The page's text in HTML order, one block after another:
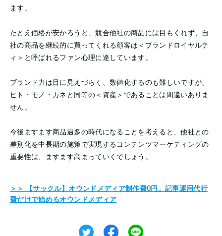
ます。
たとえ価格が安かろうと、競合他社の商品には目もくれず、自
社の商品を継続的に買ってくれる顧客は＜ブランドロイヤルテ
ィ＞と呼ばれるファン心理に達しています。
ブランド力は目に見えづらく、数値化するのも難しいですが、
ヒト・モノ・カネと同等の＜ 資産＞であることは間違いありま
せん。
今後ますます商品過多の時代になることを考えると、他社との
差別化を中長期の施策で実現するコンテンツマーケティングの
重要性は、ますます高まっていくでしょう。
＞＞ 【サックル】オウンドメディア制作費0円。記事運用代行
費だけで始めるオウンドメディア